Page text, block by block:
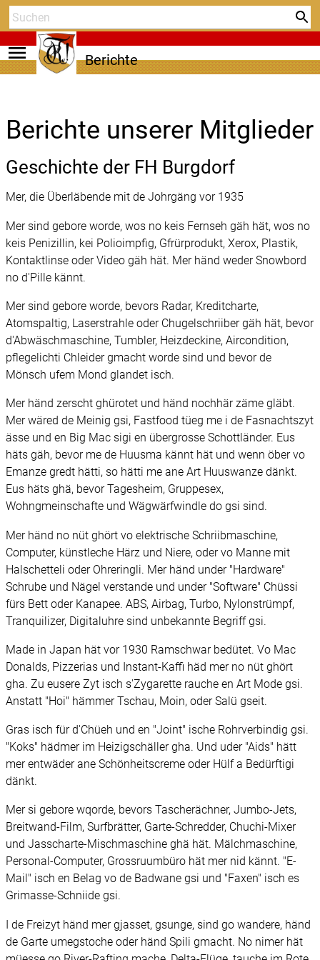
menu Berichte
Berichte unserer Mitglieder
Geschichte der FH Burgdorf
Mer, die Überläbende mit de Johrgäng vor 1935
Mer sind gebore worde, wos no keis Fernseh gäh hät, wos no
keis Penizillin, kei Polioimpfig, Gfrürprodukt, Xerox, Plastik,
Kontaktlinse oder Video gäh hät. Mer händ weder Snowbord
no d'Pille kännt.
Mer sind gebore worde, bevors Radar, Kreditcharte,
Atomspaltig, Laserstrahle oder Chugelschriiber gäh hät, bevor
d'Abwäschmaschine, Tumbler, Heizdeckine, Aircondition,
pflegelichti Chleider gmacht worde sind und bevor de
Mönsch ufem Mond glandet isch.
Mer händ zerscht ghürotet und händ nochhär zäme gläbt.
Mer wäred de Meinig gsi, Fastfood tüeg me i de Fasnachtszyt
ässe und en Big Mac sigi en übergrosse Schottländer. Eus
häts gäh, bevor me de Huusma kännt hät und wenn öber vo
Emanze gredt hätti, so hätti me ane Art Huuswanze dänkt.
Eus häts ghä, bevor Tagesheim, Gruppesex,
Wohngmeinschafte und Wägwärfwindle do gsi sind.
Mer händ no nüt ghört vo elektrische Schriibmaschine,
Computer, künstleche Härz und Niere, oder vo Manne mit
Halschetteli oder Ohreringli. Mer händ under "Hardware"
Schrube und Nägel verstande und under "Software" Chüssi
fürs Bett oder Kanapee. ABS, Airbag, Turbo, Nylonstrümpf,
Tranquilizer, Digitaluhre sind unbekannte Begriff gsi.
Made in Japan hät vor 1930 Ramschwar bedütet. Vo Mac
Donalds, Pizzerias und Instant-Kaffi häd mer no nüt ghört
gha. Zu eusere Zyt isch s'Zygarette rauche en Art Mode gsi.
Anstatt "Hoi" hämmer Tschau, Moin, oder Salü gseit.
Gras isch für d'Chüeh und en "Joint" ische Rohrverbindig gsi.
"Koks" hädmer im Heizigschäller gha. Und uder "Aids" hätt
mer entwäder ane Schönheitscreme oder Hülf a Bedürftigi
dänkt.
Mer si gebore wqorde, bevors Tascherächner, Jumbo-Jets,
Breitwand-Film, Surfbrätter, Garte-Schredder, Chuchi-Mixer
und Jasscharte-Mischmaschine ghä hät. Mälchmaschine,
Personal-Computer, Grossruumbüro hät mer nid kännt. "E-
Mail" isch en Belag vo de Badwane gsi und "Faxen" isch es
Grimasse-Schniide gsi.
I de Freizyt händ mer gjasset, gsunge, sind go wandere, händ
de Garte umegstoche oder händ Spili gmacht. No nimer hät